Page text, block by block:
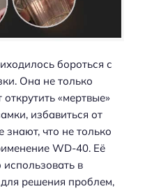
бороться с
Она не только
«мертвые»
избавиться от
что не только
WD-40. Её
в
решения проблем,